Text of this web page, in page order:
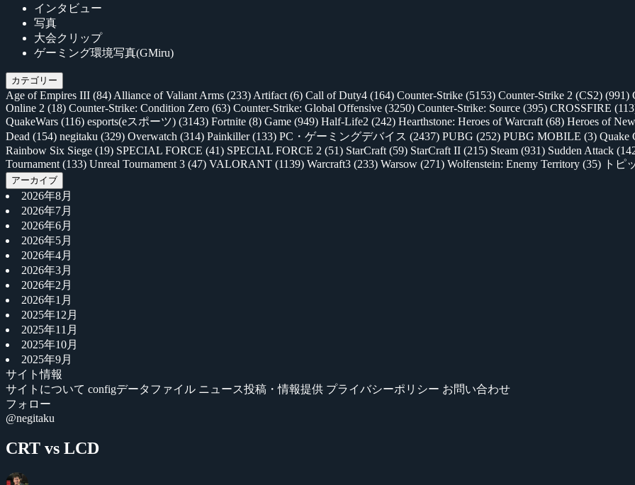
インタビュー
写真
大会クリップ
ゲーミング環境写真(GMiru)
カテゴリー
Age of Empires III (84) Alliance of Valiant Arms (233) Artifact (6) Call of Duty4 (164) Counter-Strike (5153) Counter-Strike 2 (CS2) (991)
Online 2 (18) Counter-Strike: Condition Zero (63) Counter-Strike: Global Offensive (3250) Counter-Strike: Source (395) CROSSFIRE
QuakeWars (116) esports(eスポーツ) (3143) Fortnite (8) Game (949) Half-Life2 (242) Hearthstone: Heroes of Warcraft (68) Heroes of
Dead (154) negitaku (329) Overwatch (314) Painkiller(133) PC・ゲーミングデバイス (2437) PUBG (252) PUBG MOBILE (3) Quake
Rainbow Six Siege (19) SPECIAL FORCE (41) SPECIAL FORCE 2 (51) StarCraft (59) StarCraft II (215) Steam (931) Sudden Attack
Tournament (133) Unreal Tournament 3 (47) VALORANT (1139) Warcraft3 (233) Warsow (271) Wolfenstein: Enemy Territory (35) トピ
アーカイブ
2026年8月
2026年7月
2026年6月
2026年5月
2026年4月
2026年3月
2026年2月
2026年1月
2025年12月
2025年11月
2025年10月
2025年9月
サイト情報
サイトについて configデータファイル ニュース投稿・情報提供 プライバシーポリシー お問い合わせ
フォロー
@negitaku
CRT vs LCD